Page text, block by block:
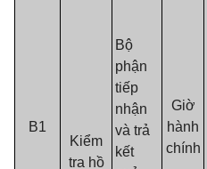
B1
Giờ
hành
chính
Kiểm
tra hồ
Bộ
phận
tiếp
nhận
và trả
kết